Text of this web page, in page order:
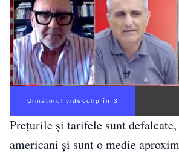
Următorul videoclip în 2
Prețurile și tarifele sunt
americani și sunt o medie